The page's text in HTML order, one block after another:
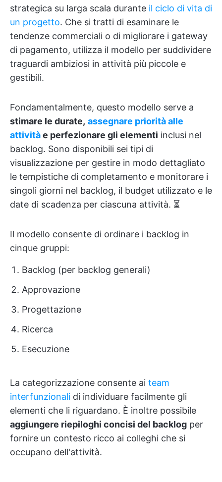
strategica su larga scala durante il ciclo di vita di
un progetto. Che si tratti di esaminare le
tendenze commerciali o di migliorare i gateway
di pagamento, utilizza il modello per suddividere
traguardi ambiziosi in attività più piccole e
gestibili.
Fondamentalmente, questo modello serve a
stimare le durate, assegnare priorità alle
attivitàe perfezionare gli elementi inclusi nel
backlog. Sono disponibili sei tipi di
visualizzazione per gestire in modo dettagliato
le tempistiche di completamento e monitorare i
singoli giorni nel backlog, il budget utilizzato e le
date di scadenza per ciascuna attività. ⏳
Il modello consente di ordinare i backlog in
cinque gruppi:
Backlog (per backlog generali)
Approvazione
Progettazione
Ricerca
Esecuzione
La categorizzazione consente ai team
interfunzionali di individuare facilmente gli
elementi che li riguardano. È inoltre possibile
aggiungere riepiloghi concisi del backlog per
fornire un contesto ricco ai colleghi che si
occupano dell'attività.